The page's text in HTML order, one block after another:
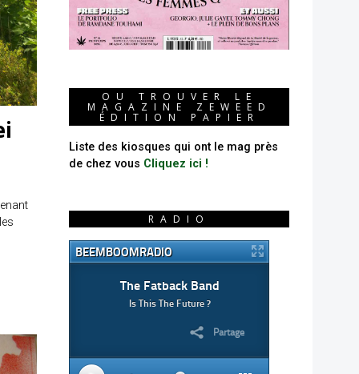
OU TROUVER LE
MAGAZINE ZEWEED
ÉDITION PAPIER
Liste des kiosques qui ont le mag près
de chez vous Cliquez ici !
RADIO